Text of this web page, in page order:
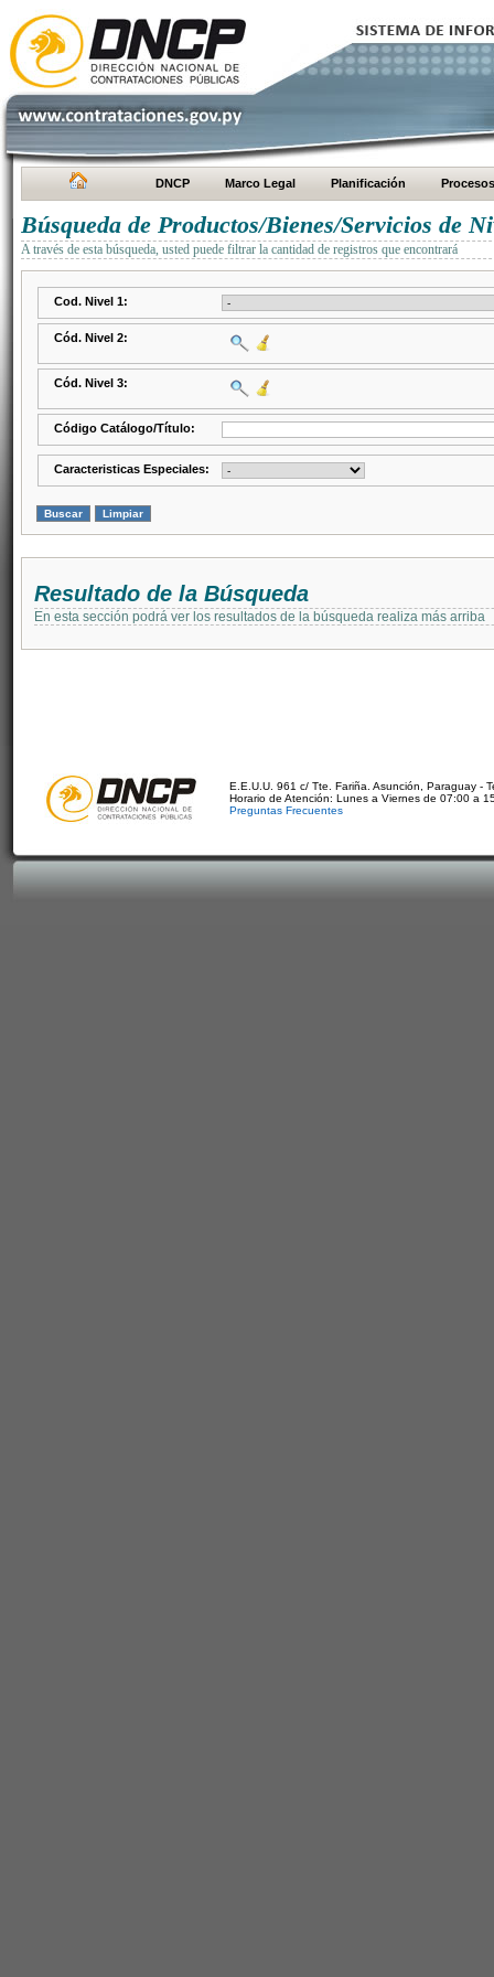
DNCP Marco Legal Planificación Procesos
Búsqueda de Productos/Bienes/Servicios de
A través de esta búsqueda, usted puede filtrar la cantidad de registros que encontrará
Cod. Nivel 1:
Cód. Nivel 2:
Cód. Nivel 3:
Código Catálogo/Título:
Caracteristicas Especiales:
Resultado de la Búsqueda
En esta sección podrá ver los resultados de la búsqueda realiza más arriba
E.E.U.U. 961 c/ Tte. Fariña. Asunción, Paraguay -
Horario de Atención: Lunes a Viernes de 07:00 a
Preguntas Frecuentes